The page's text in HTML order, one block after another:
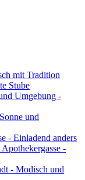
mit Tradition
Stube
Umgebung -
und
- Einladend anders
-
- Modisch und